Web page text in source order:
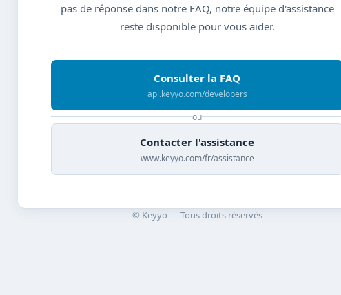
pas de réponse dans notre FAQ, notre équipe d'assistance
reste disponible pour vous aider.
Consulter la FAQ
api.keyyo.com/developers
ou
Contacter l'assistance
www.keyyo.com/fr/assistance
© Keyyo — Tous droits réservés